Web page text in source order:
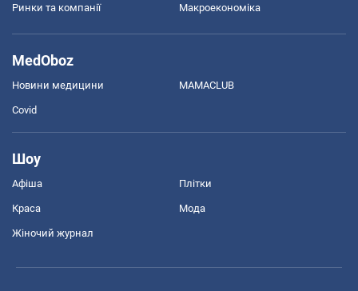
Ринки та компанії Макроекономіка
MedOboz
Новини медицини MAMACLUB
Covid
Шоу
Афіша Плітки
Краса Мода
Жіночий журнал